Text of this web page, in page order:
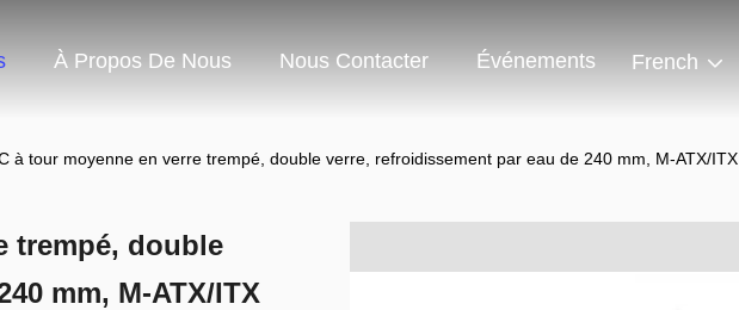
À Propos De Nous Nous Contacter Événements French
à tour moyenne en verre trempé, double verre, refroidissement par eau de 240 mm, M-ATX/ITX
trempé, double
mm, M-ATX/ITX